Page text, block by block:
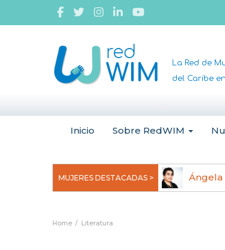
La Red de
del Caribe
Inicio Sobre RedWIM
MUJERES DESTACADAS >
Uchegbu, pionera en
Ángela
Home Literatura